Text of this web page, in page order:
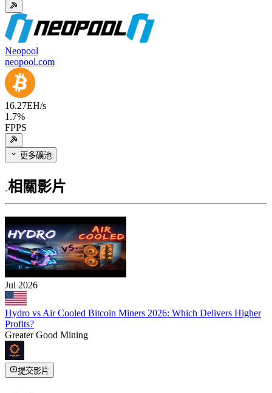
Neopool
neopool.com
16.27EH/s
1.7%
FPPS
更多礦池
相關影片
Jul 2026
Hydro vs Air Cooled Bitcoin Miners 2026: Which Delivers Higher
Profits?
Greater Good Mining
提交影片